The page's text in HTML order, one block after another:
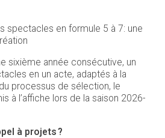
spectacles en formule 5 à 7: une
sixième année consécutive, un
en un acte, adaptés à la
processus de sélection, le
à l’affiche lors de la saison 2026-
à projets ?